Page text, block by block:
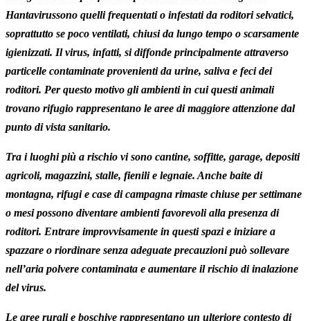
Hantavirussono quelli frequentati o infestati da roditori selvatici,
soprattutto se poco ventilati, chiusi da lungo tempo o scarsamente
igienizzati. Il virus, infatti, si diffonde principalmente attraverso
particelle contaminate provenienti da urine, saliva e feci dei
roditori. Per questo motivo gli ambienti in cui questi animali
trovano rifugio rappresentano le aree di maggiore attenzione dal
punto di vista sanitario.
Tra i luoghi più a rischio vi sono cantine, soffitte, garage, depositi
agricoli, magazzini, stalle, fienili e legnaie. Anche baite di
montagna, rifugi e case di campagna rimaste chiuse per settimane
o mesi possono diventare ambienti favorevoli alla presenza di
roditori. Entrare improvvisamente in questi spazi e iniziare a
spazzare o riordinare senza adeguate precauzioni può sollevare
nell’aria polvere contaminata e aumentare il rischio di inalazione
del virus.
Le aree rurali e boschive rappresentano un ulteriore contesto di